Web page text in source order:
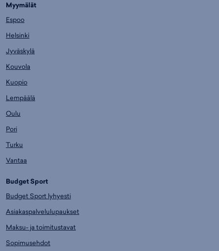
Myymälät
Espoo
Helsinki
Jyväskylä
Kouvola
Kuopio
Lempäälä
Oulu
Pori
Turku
Vantaa
Budget Sport
Budget Sport lyhyesti
Asiakaspalvelulupaukset
Maksu- ja toimitustavat
Sopimusehdot